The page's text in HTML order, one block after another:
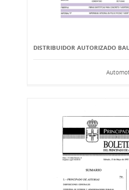
DISTRIBUIDOR AUTORIZADO